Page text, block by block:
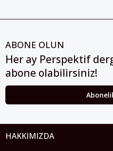
ABONE OLUN
Her ay Perspektif
abone olabilirsiniz!
HAKKIMIZDA